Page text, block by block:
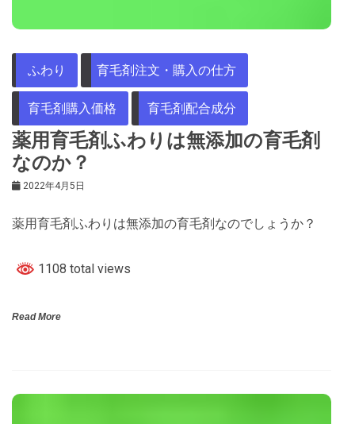
ふわり 育毛剤注文・購入の仕方
育毛剤購入価格 育毛剤配合成分
薬用育毛剤ふわりは無添加の育毛剤
なのか？
2022年4月5日
薬用育毛剤ふわりは無添加の育毛剤なのでしょうか？
1108 total views
Read More